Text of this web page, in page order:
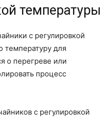
температуры
с регулировкой
температуру для
о перегреве или
процесс
с регулировкой